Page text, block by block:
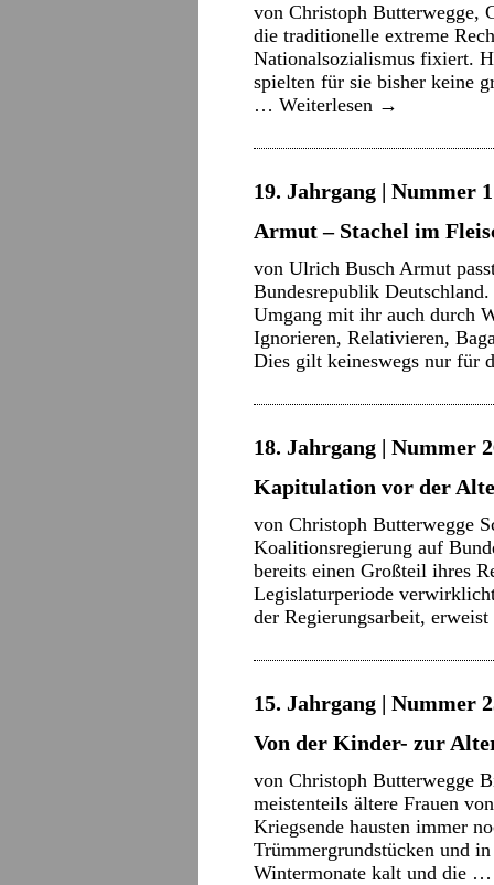
von Christoph Butterwegge,
die traditionelle extreme
Nationalsozialismus fixiert.
spielten für sie bisher keine
… Weiterlesen →
19. Jahrgang | Nummer
Armut – Stachel im
von Ulrich Busch Armut
Bundesrepublik
Umgang mit ihr auch durch
Ignorieren, Relativieren,
Dies gilt keineswegs nur
18. Jahrgang | Nummer
Kapitulation vor der
von Christoph Butterwegge
Koalitionsregierung auf
bereits einen Großteil ihres
Legislaturperiode
der Regierungsarbeit,
15. Jahrgang | Nummer
Von der Kinder- zur
von Christoph Butterwegge
meistenteils ältere Frauen
Kriegsende hausten immer
Trümmergrundstücken und
Wintermonate kalt und die